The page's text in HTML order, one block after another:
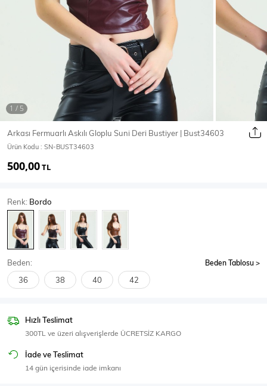
Mont & Kaban Yağmurluk
T-Shirt
Body Atlet
SPOR GİYİM
Eşofman Üstü
Arkası Fermuarlı Askılı Gloplu Suni Deri Bustiyer | Bust34603
Ürün Kodu : SN-BUST34603
500,00TL
Renk: Bordo
Beden: Beden Tablosu
36 38 40 42
Hızlı Teslimat
300TL ve üzeri alışverişlerde ÜCRETSİZ KARGO
İade ve Teslimat
14 gün içerisinde iade imkanı